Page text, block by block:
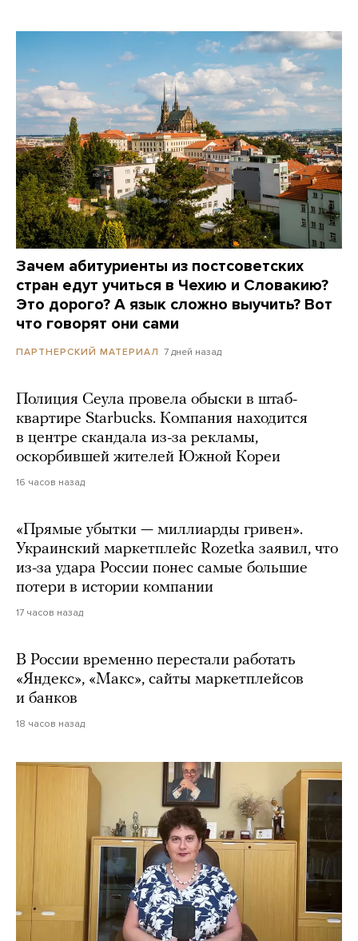
Зачем абитуриенты из постсоветских
стран едут учиться в Чехию и Словакию?
Это дорого? А язык сложно выучить? Вот
что говорят они сами
ПАРТНЕРСКИЙ МАТЕРИАЛ 7 дней назад
Полиция Сеула провела обыски в штаб-
квартире Starbucks. Компания находится
в центре скандала из-за рекламы,
оскорбившей жителей Южной Кореи
16 часов назад
«Прямые убытки — миллиарды гривен».
Украинский маркетплейс Rozetka заявил, что
из-за удара России понес самые большие
потери в истории компании
17 часов назад
В России временно перестали работать
«Яндекс», «Макс», сайты маркетплейсов
и банков
18 часов назад